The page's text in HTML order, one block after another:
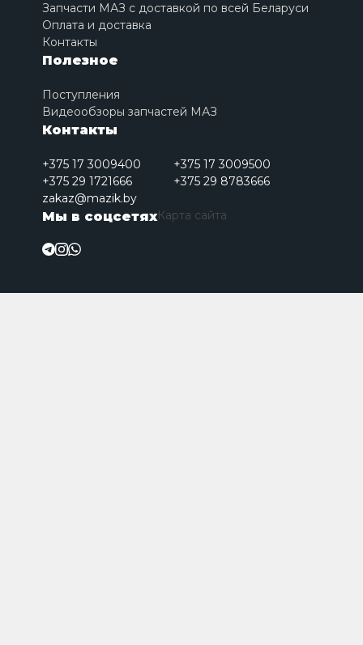
Запчасти МАЗ с доставкой по всей Беларуси
Оплата и доставка
Контакты
Полезное
Поступления
Видеообзоры запчастей МАЗ
Контакты
+375 17 3009400
+375 17 3009500
+375 29 1721666
+375 29 8783666
zakaz@mazik.by
Мы в соцсетяхКарта сайта